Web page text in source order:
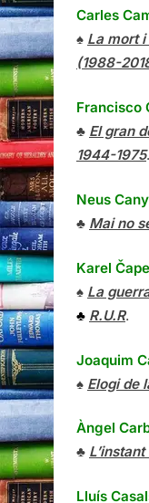
Carles
♠ La mort
(1988-
Francisco
♣ El gran
1944-1975.
Neus
♣ Mai no
Karel
♠ La
♣ R.U.R.
Joaquim
♠ Elogi de
Àngel
♣
Lluís